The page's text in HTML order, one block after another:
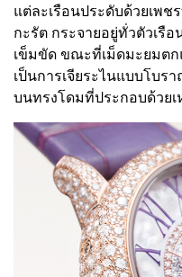
แต่ละเรือนประดับด้วยเพ
กะรัต กระจายอยู่ทั่วตัวเรื
เข็มขัด ขณะที่เม็ดมะยมต
เป็นการเจียระไนแบบโบร
บนทรงโดมที่ประกอบด้วย